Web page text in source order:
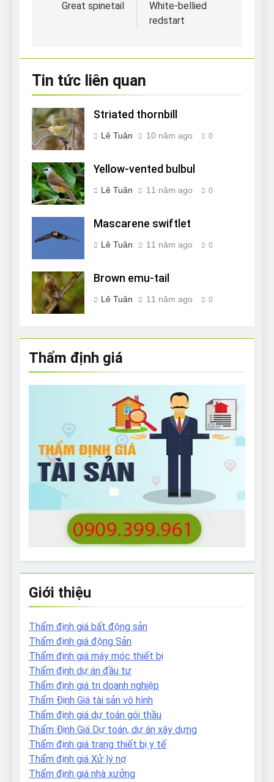
hướng
Great spinetail
White-bellied
redstart
Tin tức liên quan
Striated thornbill
Lê Tuân 10 năm ago 0
Yellow-vented bulbul
Lê Tuân 11 năm ago 0
Mascarene swiftlet
Lê Tuân 11 năm ago 0
Brown emu-tail
Lê Tuân 11 năm ago 0
Thẩm định giá
Giới thiệu
Thẩm định giá bất động sản
Thẩm định giá động Sản
Thẩm định giá máy móc thiết bị
Thẩm định dự án đầu tư
Thẩm định giá tri doanh nghiệp
Thẩm Định Giá tài sản vô hình
Thẩm định giá dự toán gói thầu
Thẩm Định Giá Dự toán, dự án xây dựng
Thẩm định giá trang thiết bị y tế
Thẩm định giá Xử lý nợ
Thẩm định giá nhà xưởng